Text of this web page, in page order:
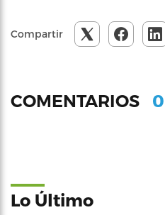
Compartir
COMENTARIOS 0
Lo Último